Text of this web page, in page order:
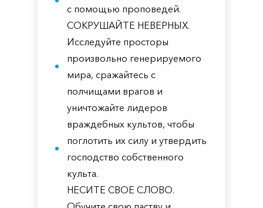
с помощью проповедей.
СОКРУШАЙТЕ НЕВЕРНЫХ.
Исследуйте просторы
произвольно генерируемого
мира, сражайтесь с
полчищами врагов и
уничтожайте лидеров
враждебных культов, чтобы
поглотить их силу и утвердить
господство собственного
культа.
НЕСИТЕ СВОЕ СЛОВО.